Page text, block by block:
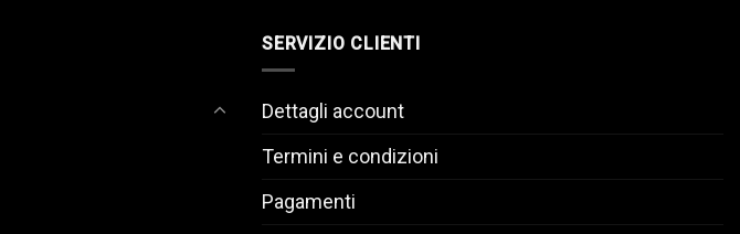
SERVIZIO CLIENTI
Dettagli account
Termini e condizioni
Pagamenti